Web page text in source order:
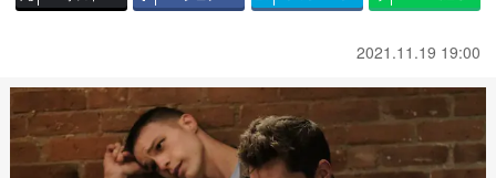
2021.11.19 19:00